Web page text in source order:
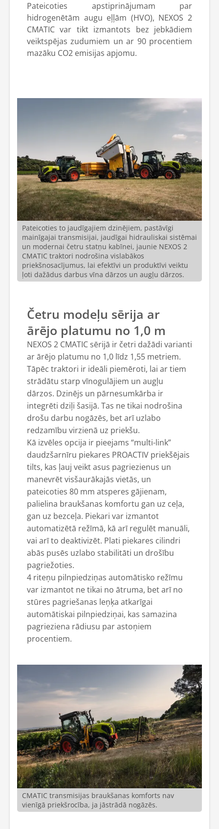
Pateicoties apstiprinājumam par
hidrogenētām augu eļļām (HVO), NEXOS 2
CMATIC var tikt izmantots bez jebkādiem
veiktspējas zudumiem un ar 90 procentiem
mazāku CO2 emisijas apjomu.
Pateicoties to jaudīgajiem dzinējiem, pastāvīgi
mainīgajai transmisijai, jaudīgai hidrauliskai sistēmai
un modernai četru statņu kabīnei, jaunie NEXOS 2
CMATIC traktori nodrošina vislabākos
priekšnosacījumus, lai efektīvi un produktīvi veiktu
ļoti dažādus darbus vīna dārzos un augļu dārzos.
Četru modeļu sērija ar
ārējo platumu no 1,0 m
NEXOS 2 CMATIC sērijā ir četri dažādi varianti
ar ārējo platumu no 1,0 līdz 1,55 metriem.
Tāpēc traktori ir ideāli piemēroti, lai ar tiem
strādātu starp vīnogulājiem un augļu
dārzos. Dzinējs un pārnesumkārba ir
integrēti dziļi šasijā. Tas ne tikai nodrošina
drošu darbu nogāzēs, bet arī uzlabo
redzamību virzienā uz priekšu.
Kā izvēles opcija ir pieejams “multi-link”
daudzšarnīru piekares PROACTIV priekšējais
tilts, kas ļauj veikt asus pagriezienus un
manevrēt visšaurākajās vietās, un
pateicoties 80 mm atsperes gājienam,
palielina braukšanas komfortu gan uz ceļa,
gan uz bezceļa. Piekari var izmantot
automatizētā režīmā, kā arī regulēt manuāli,
vai arī to deaktivizēt. Plati piekares cilindri
abās pusēs uzlabo stabilitāti un drošību
pagriežoties.
4 riteņu pilnpiedziņas automātisko režīmu
var izmantot ne tikai no ātruma, bet arī no
stūres pagriešanas leņķa atkarīgai
automātiskai pilnpiedziņai, kas samazina
pagrieziena rādiusu par astoņiem
procentiem.
CMATIC transmisijas braukšanas komforts nav
vienīgā priekšrocība, ja jāstrādā nogāzēs.